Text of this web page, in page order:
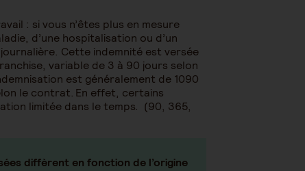
: si vous n’êtes plus en mesure
d’une hospitalisation ou d’un
Cette indemnité est versée
variable de 3 à 90 jours selon
est généralement de 1090
le contrat. En effet, certains
limitée dans le temps. (90, 365,
diffèrent en fonction de l’origine